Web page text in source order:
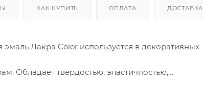
КАК КУПИТЬ ОПЛАТА ДОСТАВКА
Лакра Color используется в декоративных
Обладает твердостью, эластичностью,